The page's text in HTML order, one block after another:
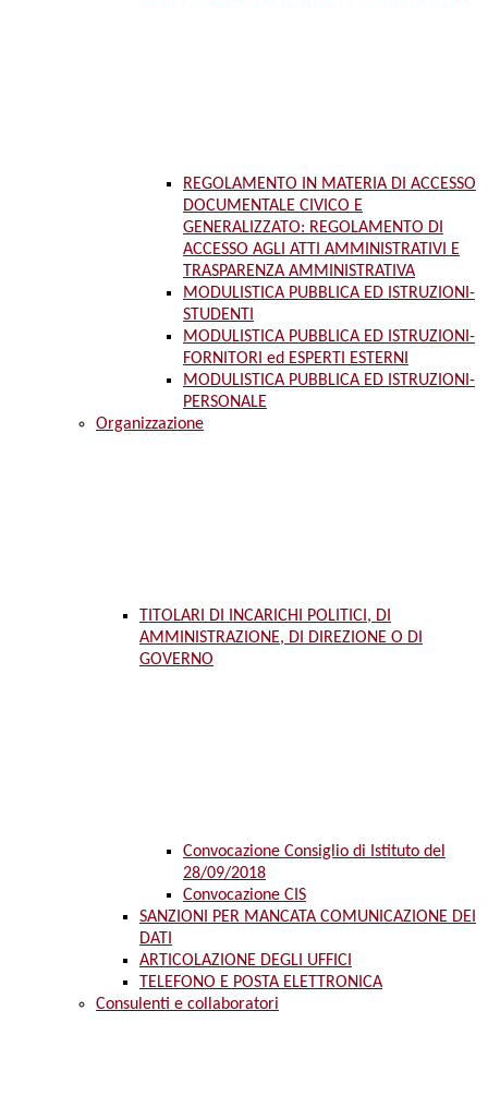
REGOLAMENTO IN MATERIA DI ACCESSO
DOCUMENTALE CIVICO E
GENERALIZZATO: REGOLAMENTO DI
ACCESSO AGLI ATTI AMMINISTRATIVI E
TRASPARENZA AMMINISTRATIVA
MODULISTICA PUBBLICA ED ISTRUZIONI-
STUDENTI
MODULISTICA PUBBLICA ED ISTRUZIONI-
FORNITORI ed ESPERTI ESTERNI
MODULISTICA PUBBLICA ED ISTRUZIONI-
PERSONALE
Organizzazione
TITOLARI DI INCARICHI POLITICI, DI
AMMINISTRAZIONE, DI DIREZIONE O DI
GOVERNO
Convocazione Consiglio di Istituto del
28/09/2018
Convocazione CIS
SANZIONI PER MANCATA COMUNICAZIONE DEI
DATI
ARTICOLAZIONE DEGLI UFFICI
TELEFONO E POSTA ELETTRONICA
Consulenti e collaboratori